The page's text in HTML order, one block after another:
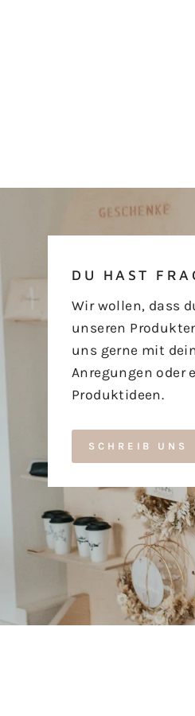
DU HAST
Wir wollen, dass
unseren
uns gerne mit
Anregungen oder
Produktideen.
SCHREIB UNS